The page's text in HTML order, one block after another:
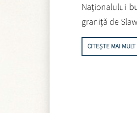
Naţionalului
graniţă de
CITEȘTE MAI MULT